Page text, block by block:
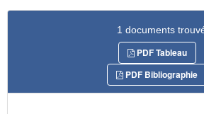
1 documents
PDF Tableau
PDF Bibliographie